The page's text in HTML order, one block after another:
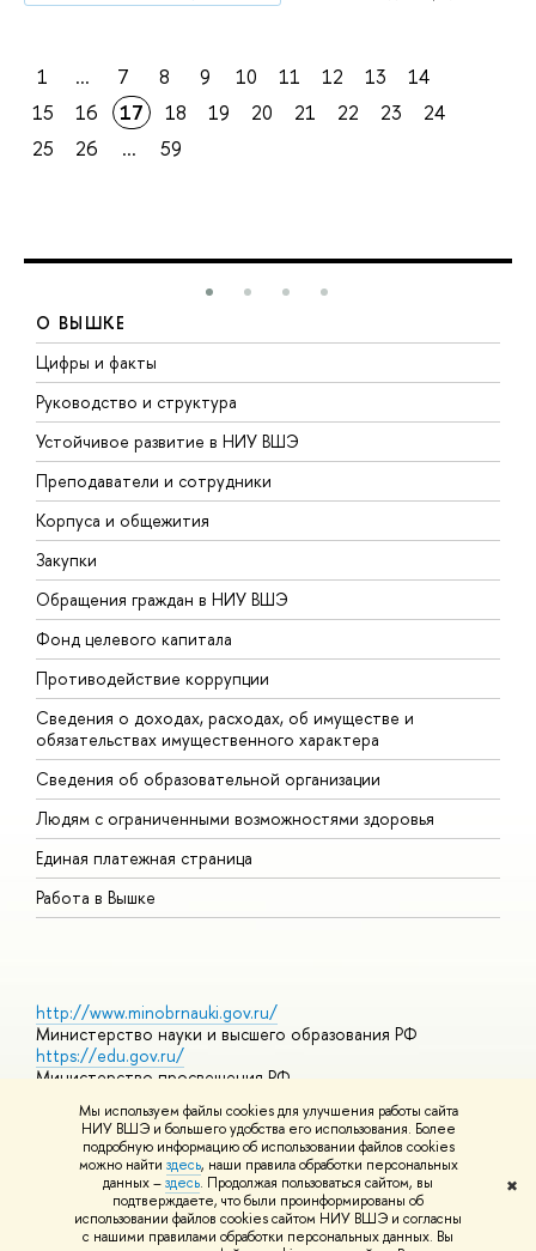
Мы используем файлы cookies для улучшения работы сайта
НИУ ВШЭ и большего удобства его использования. Более
подробную информацию об использовании файлов cookies
можно найти здесь, наши правила обработки персональных
данных –здесь. Продолжая пользоваться сайтом, вы
подтверждаете, что были проинформированы об
использовании файлов cookies сайтом НИУ ВШЭ и согласны
с нашими правилами обработки персональных данных. Вы
✖
1 ... 7 8 9 10 11 12 13
14
15
16 17 18 19 20 21 22 23
24
25
26 ... 59
О ВЫШКЕ
Цифры и факты
Руководство и структура
Устойчивое развитие в НИУ ВШЭ
Преподаватели и сотрудники
Корпуса и общежития
Закупки
Обращения граждан в НИУ ВШЭ
Фонд целевого капитала
Противодействие коррупции
Сведения о доходах, расходах, об имуществе и
обязательствах имущественного характера
Сведения об образовательной организации
Людям с ограниченными возможностями здоровья
Единая платежная страница
Работа в Вышке
http://www.minobrnauki.gov.ru/
Министерство науки и высшего образования РФ
https://edu.gov.ru/
Министерство просвещения РФ
https://elearning.hse.ru/mooc
Массовые открытые онлайн-курсы
© НИУ ВШЭ 1993–2026 Адреса и контактыУсловия
использования материалов Политика конфиденциальности